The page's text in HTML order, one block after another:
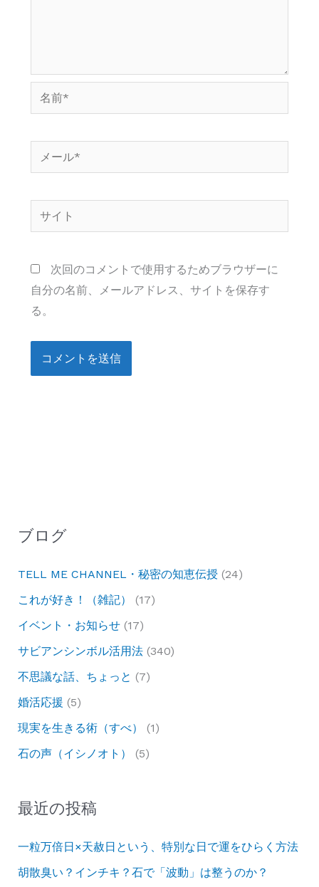
前
ー
イ
次回のコメントで使用するためブラウザーに
自分の名前、メールアドレス、サイトを保存す
る。
ブログ
TELL ME CHANNEL・秘密の知恵伝授 (24)
これが好き！（雑記）
(17)
イベント・お知らせ(17)
サビアンシンボル活用法(340)
不思議な話、ちょっと (7)
婚活応援 (5)
現実を生きる術（すべ）
(1)
石の声（イシノオト）
(5)
最近の投稿
一粒万倍日×天赦日という、特別な日で運をひらく方法
胡散臭い？インチキ？石で「波動」は整うのか？